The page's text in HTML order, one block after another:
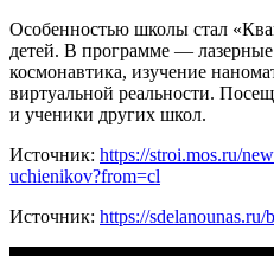
Особенностью школы стал
детей. В программе —
космонавтика, изучение
виртуальной реальности.
и ученики других школ.
Источник: https://stroi.mos.ru/
uchienikov?from=cl
Источник: https://sdelanounas.ru/